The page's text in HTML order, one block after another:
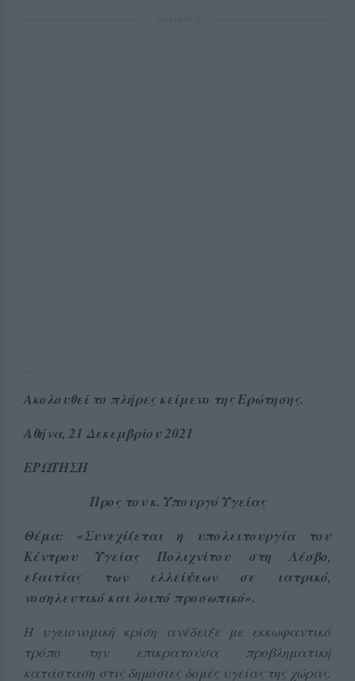
Ακολουθεί το πλήρες κείμενο της Ερώτησης.
Αθήνα, 21 Δεκεμβρίου 2021
ΕΡΩΤΗΣΗ
Προς τον κ. Υπουργό Υγείας
Θέμα: «Συνεχίζεται η υπολειτουργία του
Κέντρου Υγείας Πολιχνίτου στη Λέσβο,
εξαιτίας των ελλείψεων σε ιατρικό,
νοσηλευτικό και λοιπό προσωπικό».
Η υγειονομική κρίση ανέδειξε με εκκωφαντικό
τρόπο την επικρατούσα προβληματική
κατάσταση στις δημόσιες δομές υγείας της χώρας.